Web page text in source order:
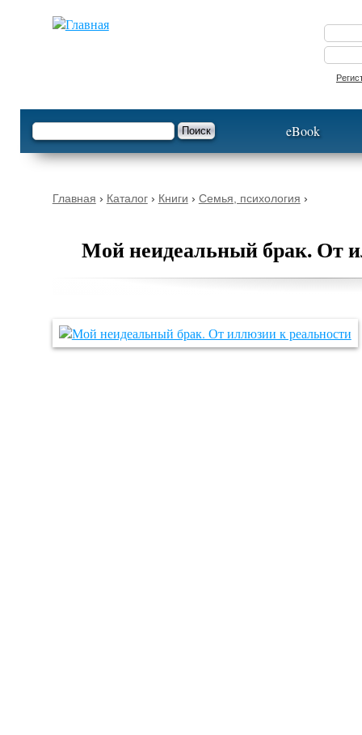
Форма поиска
Поиск eBook
Вы здесь
Главная › Каталог› Книги › Семья, психология ›
Мой неидеальный брак. От